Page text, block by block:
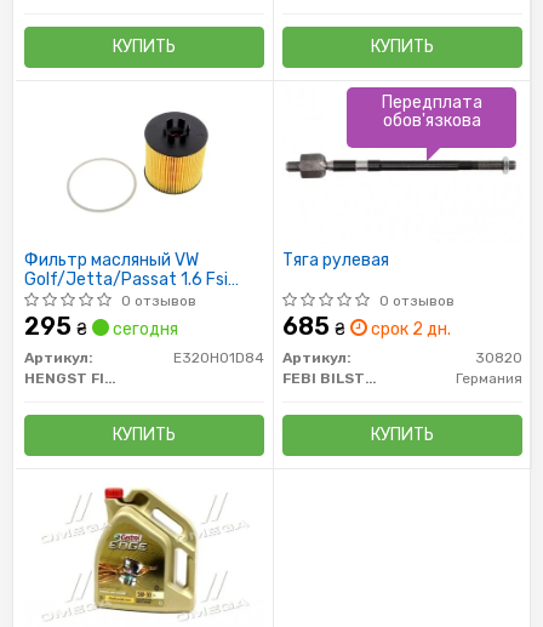
КУПИТЬ КУПИТЬ
Фильтр масляный VW
Golf/Jetta/Passat 1.6 Fsi
10/03-
0 отзывов
295 ₴ сегодня
Артикул:
E320H01D84
HENGST FILTER
КУПИТЬ
Тяга рулевая
0 отзывов
685 ₴ срок 2 дн.
Артикул:
30820
FEBI BILSTEIN
Германия
КУПИТЬ
Передплата
обов'язкова